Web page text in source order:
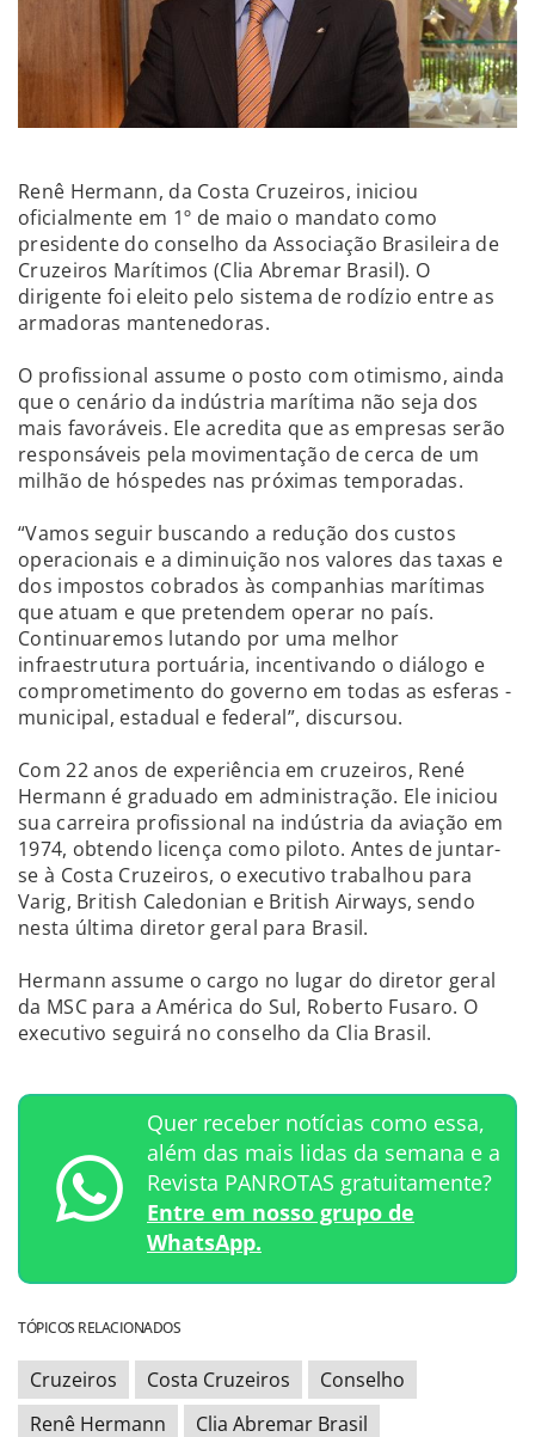
Renê Hermann, da Costa Cruzeiros, iniciou
oficialmente em 1º de maio o mandato como
presidente do conselho da Associação Brasileira de
Cruzeiros Marítimos (Clia Abremar Brasil). O
dirigente foi eleito pelo sistema de rodízio entre as
armadoras mantenedoras.
O profissional assume o posto com otimismo, ainda
que o cenário da indústria marítima não seja dos
mais favoráveis. Ele acredita que as empresas serão
responsáveis pela movimentação de cerca de um
milhão de hóspedes nas próximas temporadas.
“Vamos seguir buscando a redução dos custos
operacionais e a diminuição nos valores das taxas e
dos impostos cobrados às companhias marítimas
que atuam e que pretendem operar no país.
Continuaremos lutando por uma melhor
infraestrutura portuária, incentivando o diálogo e
comprometimento do governo em todas as esferas -
municipal, estadual e federal”, discursou.
Com 22 anos de experiência em cruzeiros, René
Hermann é graduado em administração. Ele iniciou
sua carreira profissional na indústria da aviação em
1974, obtendo licença como piloto. Antes de juntar-
se à Costa Cruzeiros, o executivo trabalhou para
Varig, British Caledonian e British Airways, sendo
nesta última diretor geral para Brasil.
Hermann assume o cargo no lugar do diretor geral
da MSC para a América do Sul, Roberto Fusaro. O
executivo seguirá no conselho da Clia Brasil.
Quer receber notícias como essa,
além das mais lidas da semana e a
Revista PANROTAS gratuitamente?
Entre em nosso grupo de
WhatsApp.
TÓPICOS RELACIONADOS
Cruzeiros Costa Cruzeiros
Conselho
Renê Hermann
Clia Abremar Brasil